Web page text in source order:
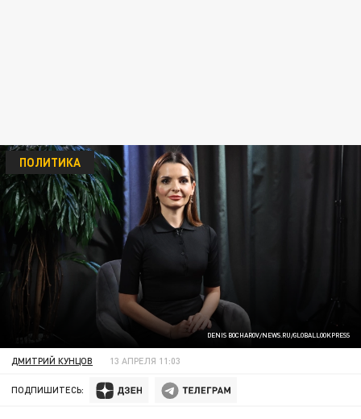
DENIS BOCHAROV/NEWS.RU/GLOBALLOOKPRESS
ПОЛИТИКА
ДМИТРИЙ КУНЦОВ 13 АПРЕЛЯ 11:03
ПОДПИШИТЕСЬ: